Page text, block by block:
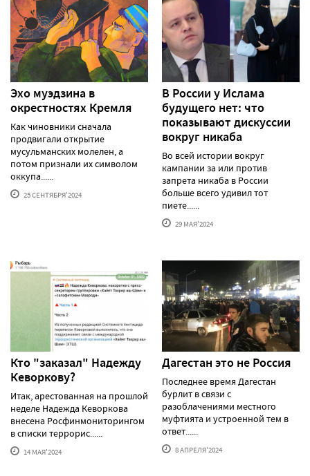
Эхо муэдзина в
окрестностях Кремля
Как чиновники сначала
продвигали открытие
мусульманских молелен, а
потом признали их символом
оккупа......
25 СЕНТЯБРЯ'2024
В России у Ислама
будущего нет: что
показывают дискуссии
вокруг никаба
Во всей истории вокруг
кампании за или против
запрета никаба в России
больше всего удивил тот
пиете......
29 МАЯ'2024
Кто "заказал" Надежду
Кеворкову?
Итак, арестованная на прошлой
неделе Надежда Кеворкова
внесена Росфинмониторингом
в списки террорис......
14 МАЯ'2024
Дагестан это не Россия
Последнее время Дагестан
бурлит в связи с
разоблачениями местного
муфтията и устроенной тем в
ответ......
8 АПРЕЛЯ'2024